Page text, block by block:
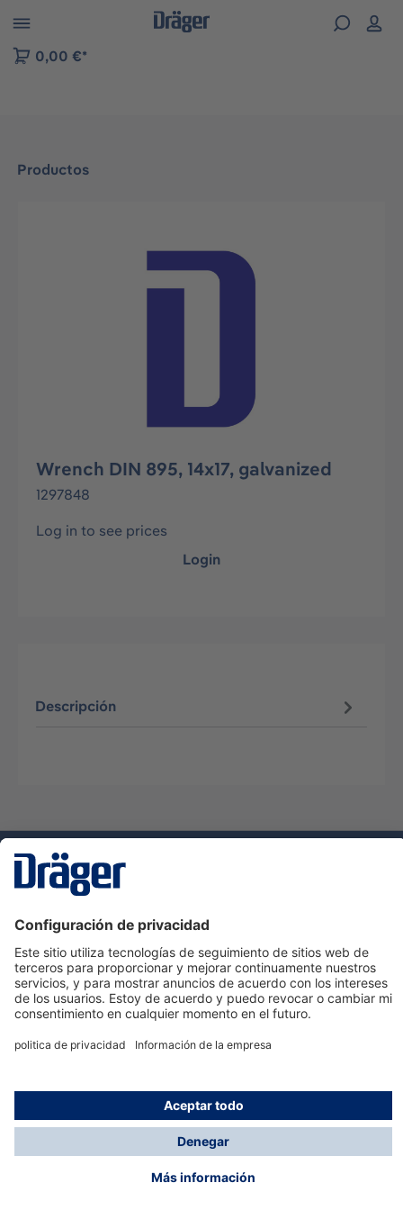
to B2B platform navigation
0,00 €*
Productos
Omitir galería de imágenes
Wrench DIN 895, 14x17, galvanized
1297848
Log in to see prices
Login
Descripción
Servicio de atención al cliente de Dräger
Ayuda
Información
© Dräger Hispania S.A.U., 2024
*Todos los precios no incluyen IVA y posibles gastos
de envío, salvo que indique lo contrario